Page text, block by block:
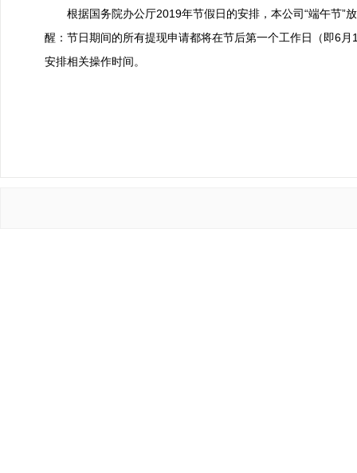
根据国务院办公厅2019年节假日的安排，本公司“端午节”
醒：节日期间的所有提现申请都将在节后第一个工作日（即6
安排相关操作时间。